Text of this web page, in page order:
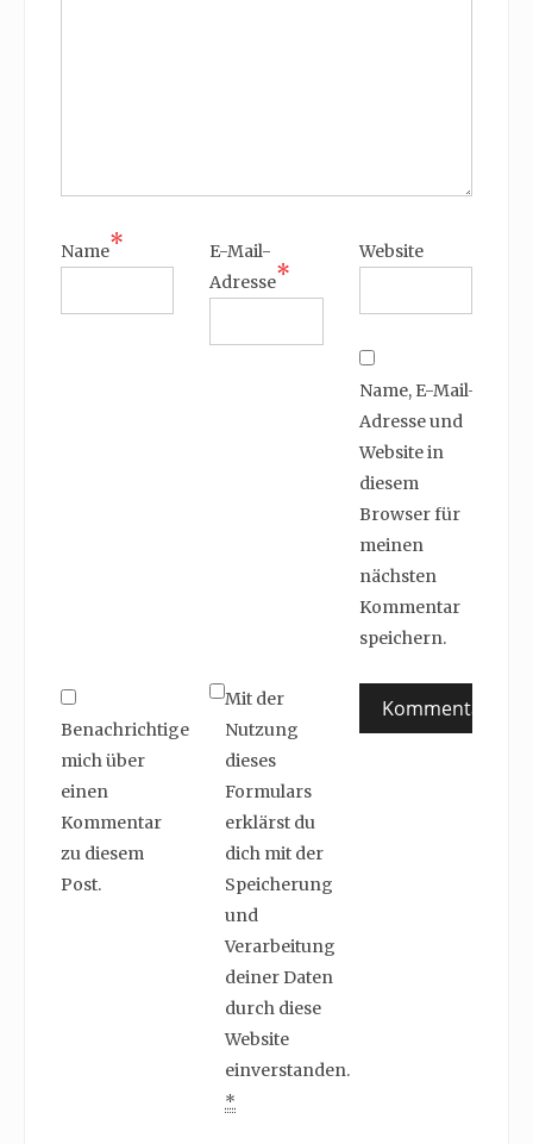
Name*
E-Mail-
Adresse*
Website
Name, E-Mail-
Adresse und
Website in
diesem
Browser für
meinen
nächsten
Kommentar
speichern.
Benachrichtige
mich über
einen
Kommentar
zu diesem
Post.
Mit der
Nutzung
dieses
Formulars
erklärst du
dich mit der
Speicherung
und
Verarbeitung
deiner Daten
durch diese
Website
einverstanden.
*